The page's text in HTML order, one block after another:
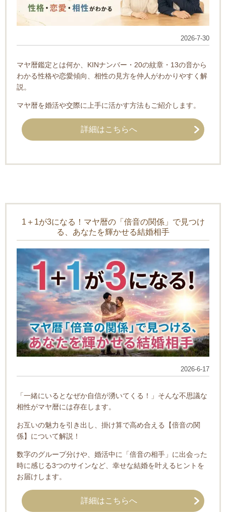
2026-7-30
マヤ暦鑑定とは何か、KINナンバー・20の紋章・13の音から
わかる性格や恋愛傾向、相性の見方を仲人がわかりやすく解
説。
マヤ暦を婚活や交際に上手に活かす方法もご紹介します。
詳細はこちらへ
1＋1が3になる！マヤ暦の「倍音の関係」で見つけ
る、あなたを輝かせる結婚相手
2026-6-17
「一緒にいるとなぜか自信が湧いてくる！」そんな不思議な
相性がマヤ暦には存在します。
お互いの魅力を引き出し、掛け算で高め合える【倍音の関
係】について解説！
数字のグループ分けや、婚活中に「倍音の相手」に出会った
時に感じる3つのサインなど、幸せな結婚を叶えるヒントを
お届けします。
詳細はこちらへ